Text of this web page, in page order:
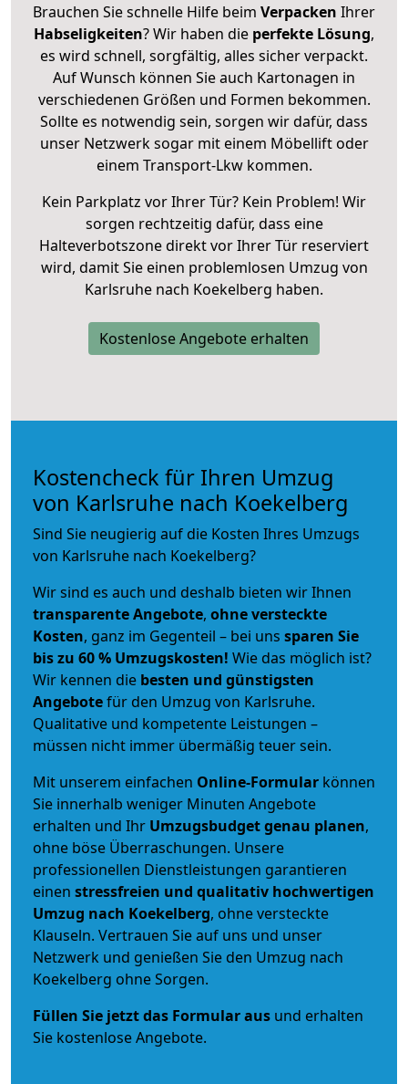
Brauchen Sie schnelle Hilfe beim Verpacken Ihrer
Habseligkeiten? Wir haben die perfekte Lösung,
es wird schnell, sorgfältig, alles sicher verpackt.
Auf Wunsch können Sie auch Kartonagen in
verschiedenen Größen und Formen bekommen.
Sollte es notwendig sein, sorgen wir dafür, dass
unser Netzwerk sogar mit einem Möbellift oder
einem Transport-Lkw kommen.
Kein Parkplatz vor Ihrer Tür? Kein Problem! Wir
sorgen rechtzeitig dafür, dass eine
Halteverbotszone direkt vor Ihrer Tür reserviert
wird, damit Sie einen problemlosen Umzug von
Karlsruhe nach Koekelberg haben.
Kostenlose Angebote erhalten
Kostencheck für Ihren Umzug
von Karlsruhe nach Koekelberg
Sind Sie neugierig auf die Kosten Ihres Umzugs
von Karlsruhe nach Koekelberg?
Wir sind es auch und deshalb bieten wir Ihnen
transparente Angebote, ohne versteckte
Kosten, ganz im Gegenteil – bei uns sparen Sie
bis zu 60 % Umzugskosten! Wie das möglich ist?
Wir kennen die besten und günstigsten
Angebotefür den Umzug von Karlsruhe.
Qualitative und kompetente Leistungen –
müssen nicht immer übermäßig teuer sein.
Mit unserem einfachen Online-Formular können
Sie innerhalb weniger Minuten Angebote
erhalten und Ihr Umzugsbudgetgenau planen,
ohne böse Überraschungen. Unsere
professionellen Dienstleistungen garantieren
einen stressfreien und qualitativ hochwertigen
Umzug nach Koekelberg, ohne versteckte
Klauseln. Vertrauen Sie auf uns und unser
Netzwerk und genießen Sie den Umzug nach
Koekelberg ohne Sorgen.
Füllen Sie jetzt das Formular aus und erhalten
Sie kostenlose Angebote.